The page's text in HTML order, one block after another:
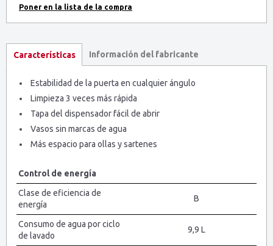
Características Información del fabricante
Estabilidad de la puerta en cualquier ángulo
Limpieza 3 veces más rápida
Tapa del dispensador fácil de abrir
Vasos sin marcas de agua
Más espacio para ollas y sartenes
Control de energía
Clase de eficiencia de
energía
B
Consumo de agua por ciclo
de lavado
9,9 L